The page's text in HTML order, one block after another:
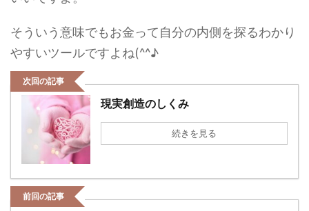
そういう意味でもお金って自分の内側を探るわかり
やすいツールですよね(^^♪
次回の記事
現実創造のしくみ
続きを見る
前回の記事